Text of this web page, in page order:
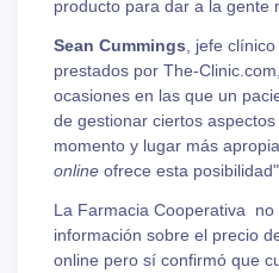
producto para dar a la gente
Sean Cummings , jefe
prestados por The-
ocasiones en las que un
de gestionar ciertos
momento y lugar más
online ofrece esta posibilidad".
La Farmacia Cooperativa no
información sobre el precio
online pero sí confirmó que